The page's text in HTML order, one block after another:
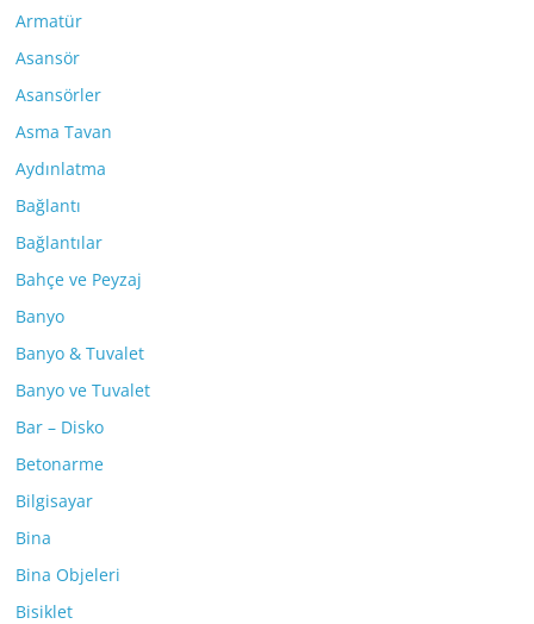
Armatür
Asansör
Asansörler
Asma Tavan
Aydınlatma
Bağlantı
Bağlantılar
Bahçe ve Peyzaj
Banyo
Banyo & Tuvalet
Banyo ve Tuvalet
Bar – Disko
Betonarme
Bilgisayar
Bina
Bina Objeleri
Bisiklet